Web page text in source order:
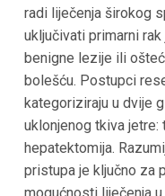
radi liječenja širokog
uključivati primarni
benigne lezije ili
bolešću. Postupci
kategoriziraju u dvije
uklonjenog tkiva
hepatektomija.
pristupa je ključno za
mogućnosti liječenja u